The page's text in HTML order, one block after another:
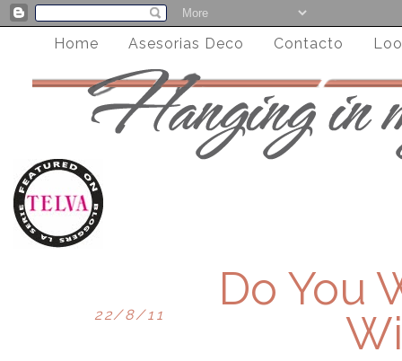
Home Asesorias Deco Contacto
22/8/11
Do You